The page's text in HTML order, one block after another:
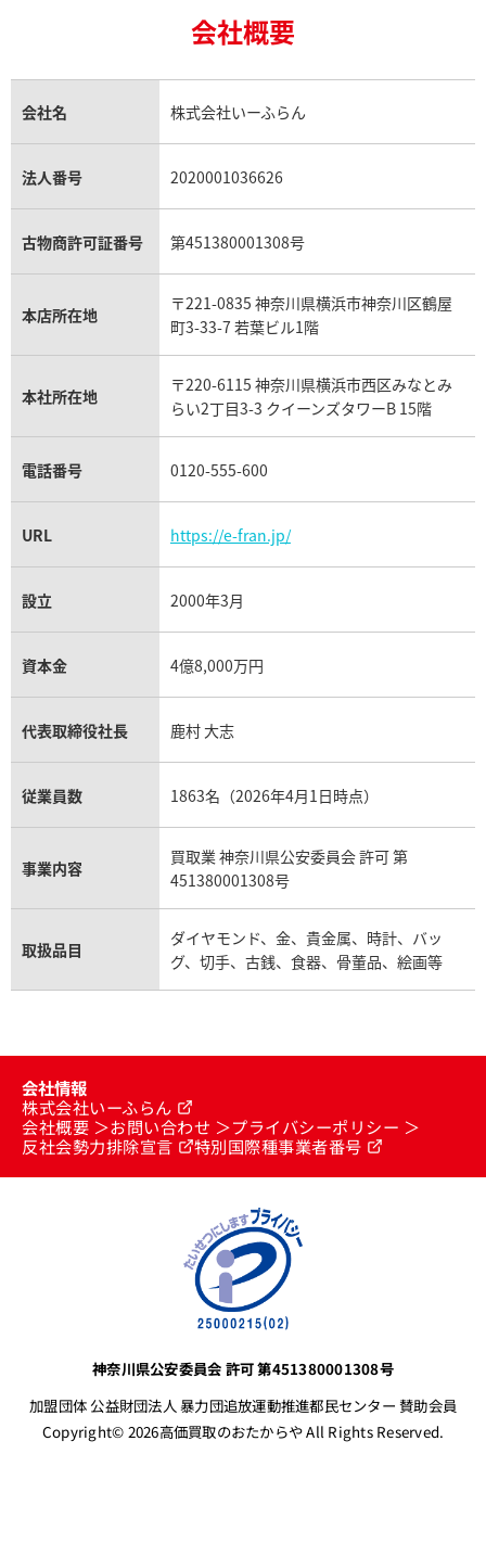
リップ コンプリケーション
001
日時点の参考買取価格です
パテック フィリップ コンプ
オフィサー 5054J-001 ホワイ
4,169,000円
※2026年6月9日時点の参考買
金貨買取
貴金属買取
銀・シルバー買取
パラジウム買取
トパーズ買取
タンザナイト買取
キャッツアイ買取
アクアマリン買取
ロレックス エクスプローラー買取
ロレックス デイトジャスト買取
パテック フィリップノーチラス買取
ヴァシュロン・コンスタンタン買取
オメガ買取
カルティエ買取
フランク ミュラー買取
リシャール・ミル買取
パネライ買取
チューダー（チュードル）買取
シャネル マトラッセ買取
セリーヌ買取
プラダ買取
ヴァンクリーフ＆アーペル買取
ショーメ買取
ダミアーニ買取
モーブッサン買取
会社概要
会社名 株式会社いーふらん
法人番号 2020001036626
古物商許可証番号 第451380001308号
本店所在地
〒221-0835 神奈川県横浜市神奈川区鶴屋
町3-33-7 若葉ビル1階
本社所在地
〒220-6115 神奈川県横浜市西区みなとみ
らい2丁目3-3 クイーンズタワーB 15階
電話番号 0120-555-600
URL https://e-fran.jp/
設立 2000年3月
資本金 4億8,000万円
代表取締役社長 鹿村 大志
従業員数 1863名（2026年4月1日時点）
事業内容
買取業 神奈川県公安委員会 許可 第
451380001308号
取扱品目
ダイヤモンド、金、貴金属、時計、バッ
グ、切手、古銭、食器、骨董品、絵画等
会社情報
株式会社いーふらん
会社概要
お問い合わせ
プライバシーポリシー
反社会勢力排除宣言
特別国際種事業者番号
神奈川県公安委員会 許可 第451380001308号
加盟団体 公益財団法人 暴力団追放運動推進都民センター 賛助会員
Copyright© 2026高価買取のおたからや All Rights Reserved.